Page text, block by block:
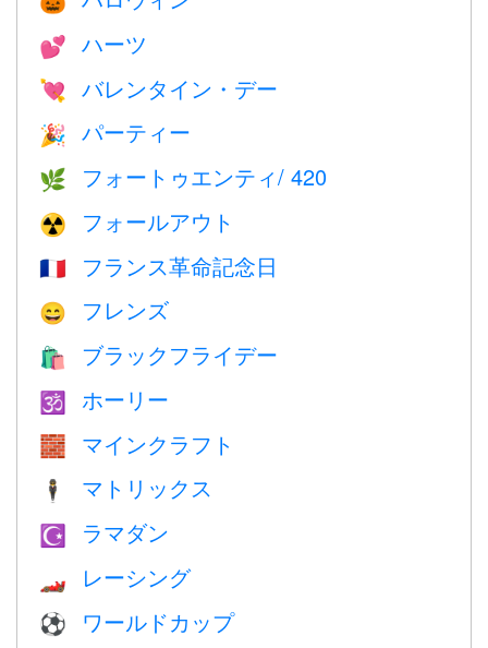
💕 ハーツ
💘 バレンタイン・デー
🎉 パーティー
🌿 フォートゥエンティ/ 420
☢️ フォールアウト
🇫🇷 フランス革命記念日
😄 フレンズ
🛍 ブラックフライデー
🕉 ホーリー
🧱 マインクラフト
🕴️ マトリックス
☪️ ラマダン
🏎 レーシング
⚽ ワールドカップ